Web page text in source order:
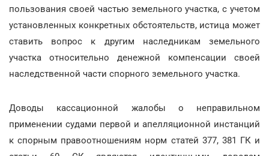
пользования своей частью земельного участка, с учетом
установленных конкретных обстоятельств, истица может
ставить вопрос к другим наследникам земельного
участка относительно денежной компенсации своей
наследственной части спорного земельного участка.
Доводы кассационной жалобы о неправильном
применении судами первой и апелляционной инстанций
к спорным правоотношениям норм статей 377, 381 ГК и